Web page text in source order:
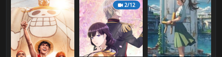
2/12